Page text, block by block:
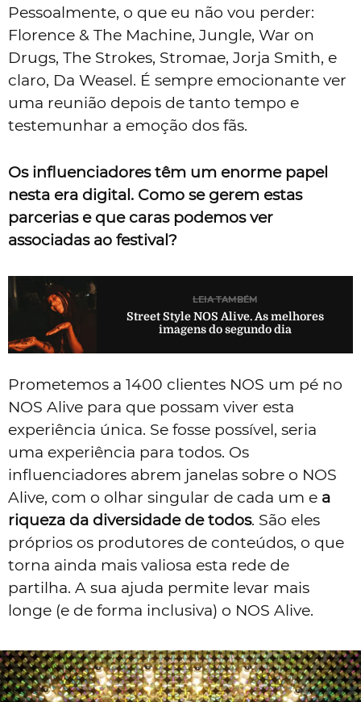
Pessoalmente, o que eu não vou perder:
Florence & The Machine, Jungle, War on
Drugs, The Strokes, Stromae, Jorja Smith, e
claro, Da Weasel. É sempre emocionante ver
uma reunião depois de tanto tempo e
testemunhar a emoção dos fãs.
Os influenciadores têm um enorme papel
nesta era digital. Como se gerem estas
parcerias e que caras podemos ver
associadas ao festival?
LEIA TAMBÉM
Street Style NOS Alive. As melhores
imagens do segundo dia
Prometemos a 1400 clientes NOS um pé no
NOS Alive para que possam viver esta
experiência única. Se fosse possível, seria
uma experiência para todos. Os
influenciadores abrem janelas sobre o NOS
Alive, com o olhar singular de cada um e a
riqueza da diversidade de todos. São eles
próprios os produtores de conteúdos, o que
torna ainda mais valiosa esta rede de
partilha. A sua ajuda permite levar mais
longe (e de forma inclusiva) o NOS Alive.